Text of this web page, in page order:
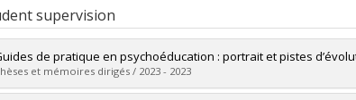
supervision
de pratique en psychoéducation : portrait et pistes
et mémoires dirigés / 2023 - 2023